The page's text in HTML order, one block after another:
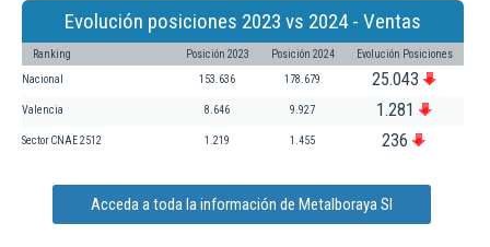
Evolución posiciones 2023 vs 2024 - Ventas
Ranking Posición 2023 Posición 2024 Evolución Posiciones
Nacional 153.636 178.679 25.043
Valencia 8.646 9.927 1.281
Sector CNAE 2512 1.219 1.455 236
Acceda a toda la información de Metalboraya Sl